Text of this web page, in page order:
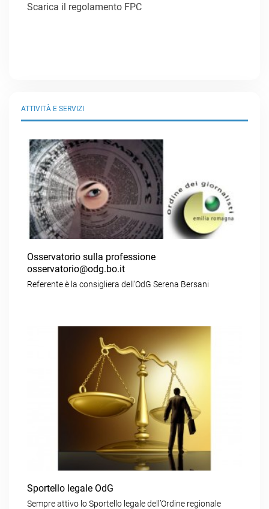
Scarica il regolamento FPC
ATTIVITÀ E SERVIZI
Osservatorio sulla professione
osservatorio@odg.bo.it
Referente è la consigliera dell’OdG Serena Bersani
Sportello legale OdG
Sempre attivo lo Sportello legale dell’Ordine regionale